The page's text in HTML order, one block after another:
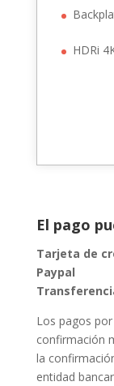
HDRi
El pago
Tarjeta de
Paypal
Los pagos
confirmación
la
entidad